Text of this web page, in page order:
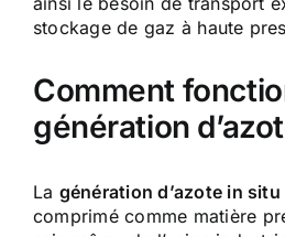
stockage de gaz à haute
Comment
génération
La génération d’azote in situ
comprimé comme matière